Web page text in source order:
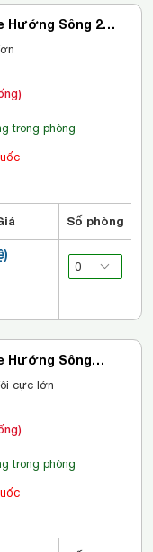
Hướng Sông 2
trong phòng
Số phòng
Hướng Sông
cực lớn
trong phòng